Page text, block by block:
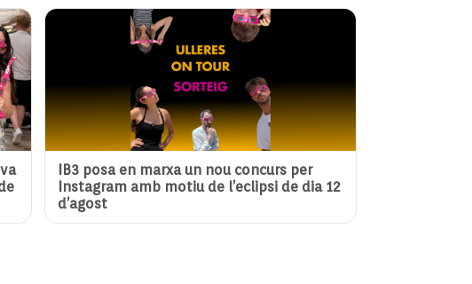
IB3 posa en marxa un nou concurs per
Instagram amb motiu de l’eclipsi de dia 12
d’agost